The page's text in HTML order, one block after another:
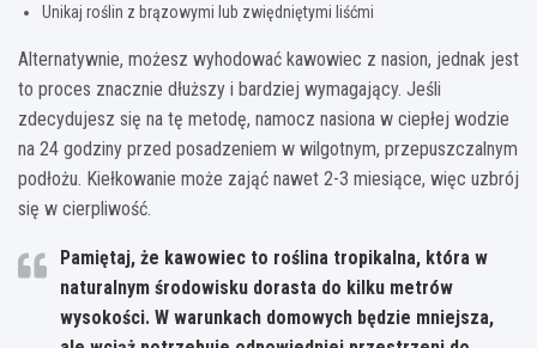
Unikaj roślin z brązowymi lub zwiędniętymi liśćmi
Alternatywnie, możesz wyhodować kawowiec z nasion, jednak jest
to proces znacznie dłuższy i bardziej wymagający. Jeśli
zdecydujesz się na tę metodę, namocz nasiona w ciepłej wodzie
na 24 godziny przed posadzeniem w wilgotnym, przepuszczalnym
podłożu. Kiełkowanie może zająć nawet 2-3 miesiące, więc uzbrój
się w cierpliwość.
Pamiętaj, że kawowiec to roślina tropikalna, która w
naturalnym środowisku dorasta do kilku metrów
wysokości. W warunkach domowych będzie mniejsza,